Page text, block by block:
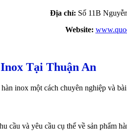
Địa chỉ: Số 11B
Website:
Tại Thuận An
inox một cách chuyên nghiệp và
cầu và yêu cầu cụ thể về sản phẩm